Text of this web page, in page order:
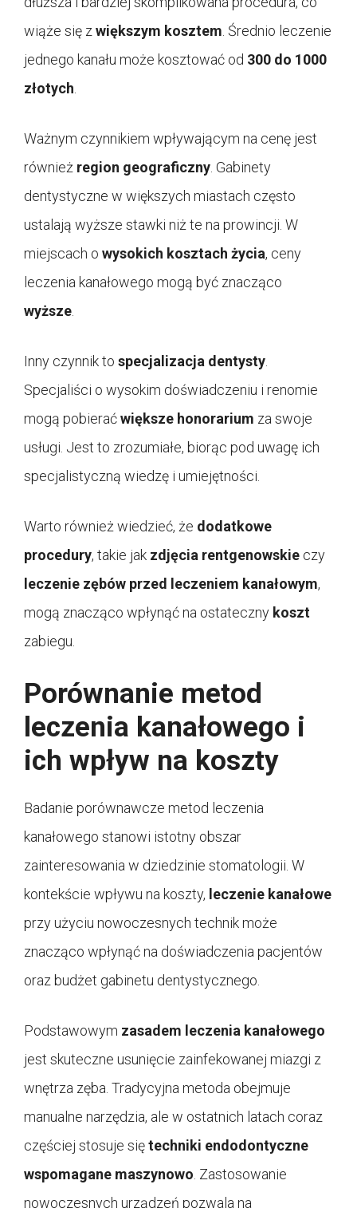
wiąże się z większym kosztem . Średnio leczenie
jednego kanału może kosztować od 300 do 1000
złotych
Ważnym czynnikiem wpływającym na cenę jest
również region geograficzny . Gabinety
dentystyczne w większych miastach często
ustalają wyższe stawki niż te na prowincji. W
miejscach o wysokich kosztach życia, ceny
leczenia kanałowego mogą być znacząco
wyższe
Inny czynnik to specjalizacja dentysty
Specjaliści o wysokim doświadczeniu i renomie
mogą pobieraćwiększe honorarium za swoje
usługi. Jest to zrozumiałe, biorąc pod uwagę ich
specjalistyczną wiedzę i umiejętności.
Warto również wiedzieć, że dodatkowe
procedury, takie jak zdjęcia rentgenowskie czy
leczenie zębów przed leczeniem kanałowym,
mogą znacząco wpłynąć na ostateczny koszt
zabiegu.
Porównanie metod
leczenia kanałowego i
ich wpływ na koszty
Badanie porównawcze metod leczenia
kanałowego stanowi istotny obszar
zainteresowania w dziedzinie stomatologii. W
kontekście wpływu na koszty, leczenie kanałowe
przy użyciu nowoczesnych technik może
znacząco wpłynąć na doświadczenia pacjentów
oraz budżet gabinetu dentystycznego.
Podstawowym zasadem leczenia kanałowego
jest skuteczne usunięcie zainfekowanej miazgi z
wnętrza zęba. Tradycyjna metoda obejmuje
manualne narzędzia, ale w ostatnich latach coraz
częściej stosuje siętechniki endodontyczne
wspomagane maszynowo . Zastosowanie
nowoczesnych urządzeń pozwala na